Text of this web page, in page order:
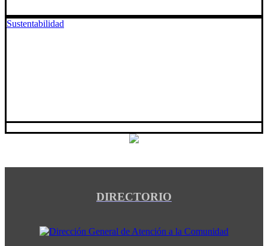
Sustentabilidad
DIRECTORIO